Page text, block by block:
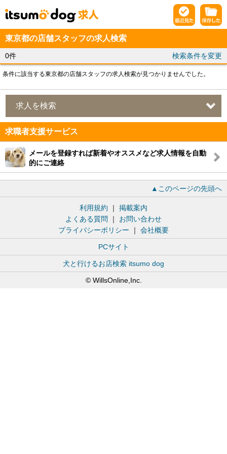
東京都の店舗スタッフの求人検索
0件 検索条件を変更
条件に該当する東京都の店舗スタッフの求人検索が見つかりませんでした。
求人を検索
求職者支援サービス
メールを登録すれば新着やオススメなど求人情報を自動
的にご連絡
▲このページの先頭へ
利用規約 ｜ 掲載案内
よくある質問
｜ お問い合わせ
プライバシーポリシー ｜ 会社概要
PCサイト
犬と行けるお店検索 itsumo dog
© WillsOnline,Inc.